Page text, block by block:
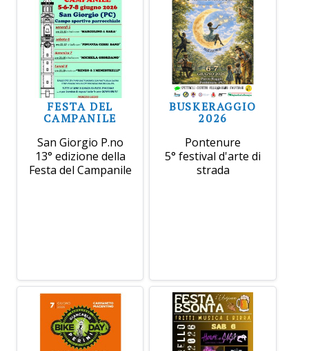
FESTA DEL
CAMPANILE
San Giorgio P.no
13° edizione della
Festa del Campanile
BUSKERAGGIO
2026
Pontenure
5° festival d'arte di
strada